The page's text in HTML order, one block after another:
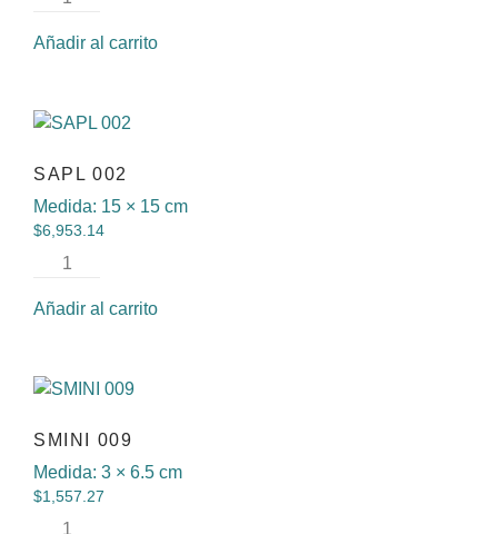
Añadir al carrito
SAPL 002
Medida: 15 × 15 cm
$6,953.14
Añadir al carrito
SMINI 009
Medida: 3 × 6.5 cm
$1,557.27